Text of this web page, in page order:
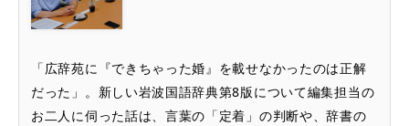
「広辞苑に『できちゃった婚』を載せなかったのは正解
だった」。新しい岩波国語辞典第8版について編集担当の
お二人に伺った話は、言葉の「定着」の判断や、辞書の